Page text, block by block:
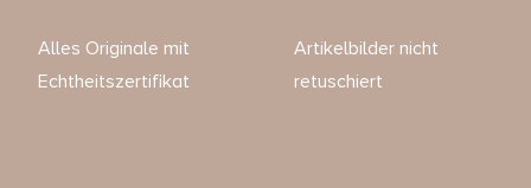
Alles Originale mit
Echtheitszertifikat
Artikelbilder nicht
retuschiert